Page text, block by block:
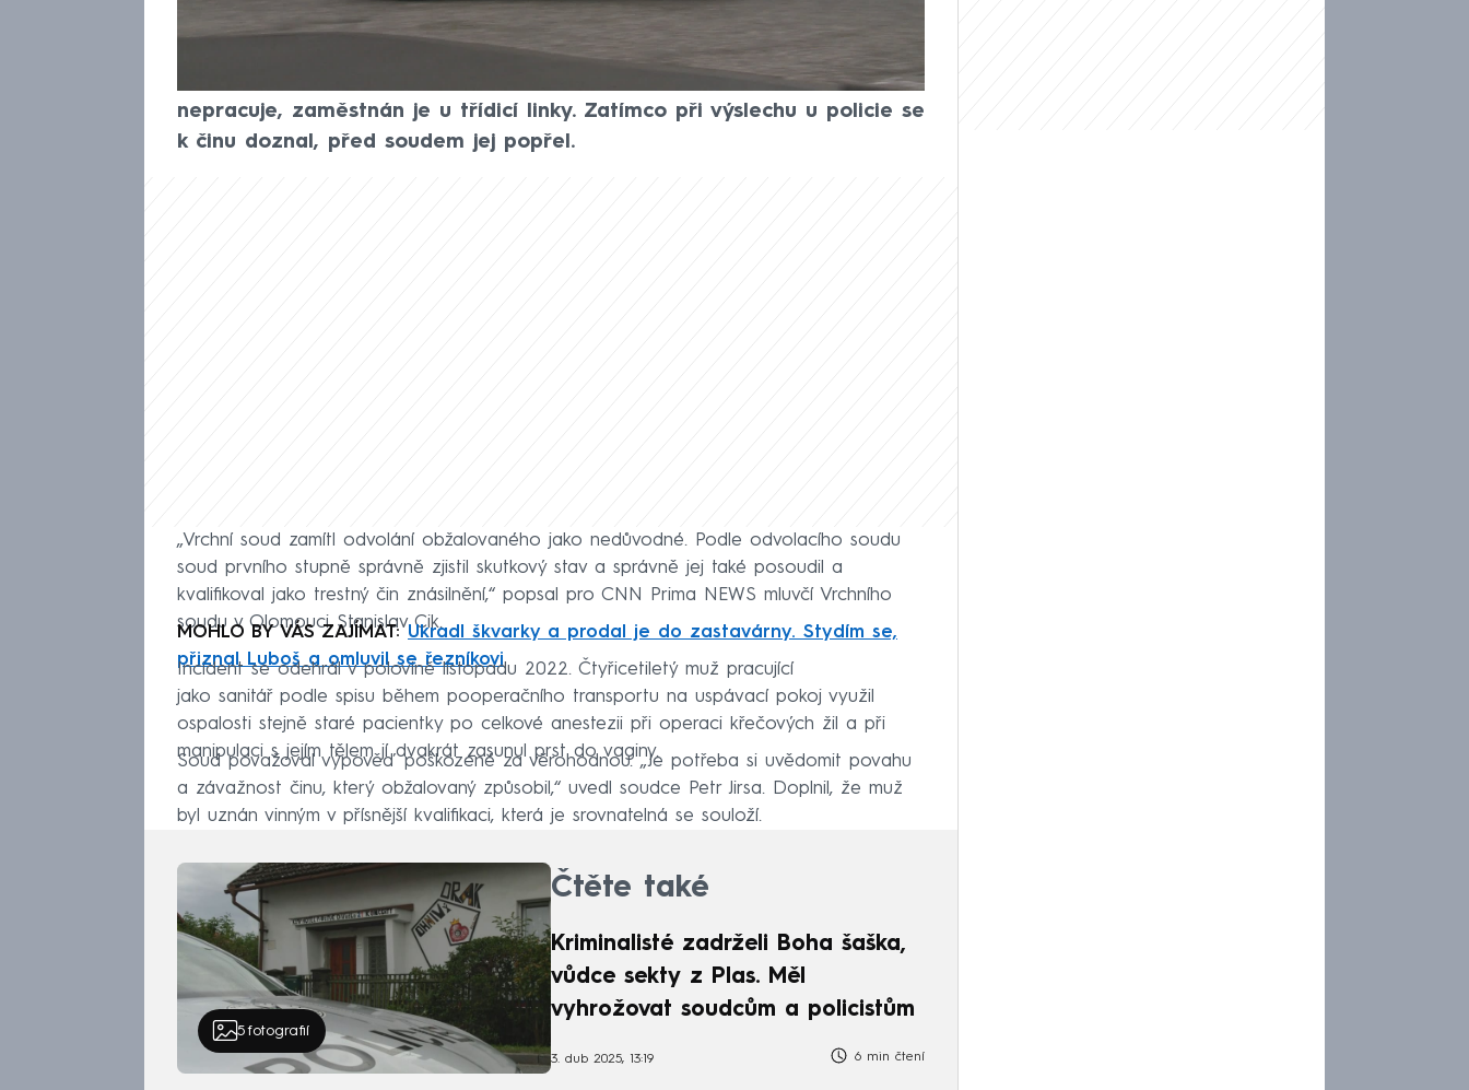
tisíc korun jako náhradu duševní útrapy. Incident se stal před dvěma
lety. Muž, který tehdy pracoval v nemocnici jako sanitář, jí podle spisu
dvakrát vsunul prst do vaginy. V nemocnici již otec dvou dětí
nepracuje, zaměstnán je u třídicí linky. Zatímco při výslechu u policie se
k činu doznal, před soudem jej popřel.
„Vrchní soud zamítl odvolání obžalovaného jako nedůvodné. Podle odvolacího soudu
soud prvního stupně správně zjistil skutkový stav a správně jej také posoudil a
kvalifikoval jako trestný čin znásilnění,“ popsal pro CNN Prima NEWS mluvčí Vrchního
soudu v Olomouci Stanislav Cik.
MOHLO BY VÁS ZAJÍMAT:Ukradl škvarky a prodal je do zastavárny. Stydím se,
přiznal Luboš a omluvil se řezníkovi
Incident se odehrál v polovině listopadu 2022. Čtyřicetiletý muž pracující
jako sanitář podle spisu během pooperačního transportu na uspávací pokoj využil
ospalosti stejně staré pacientky po celkové anestezii při operaci křečových žil a při
manipulaci s jejím tělem jí dvakrát zasunul prst do vaginy.
Soud považoval výpověď poškozené za věrohodnou. „Je potřeba si uvědomit povahu
a závažnost činu, který obžalovaný způsobil,“ uvedl soudce Petr Jirsa. Doplnil, že muž
byl uznán vinným v přísnější kvalifikaci, která je srovnatelná se souloží.
5fotografií
Čtěte také
Kriminalisté zadrželi Boha šaška,
vůdce sekty z Plas. Měl
vyhrožovat soudcům a policistům
3. dub 2025, 13:19 6 min čtení